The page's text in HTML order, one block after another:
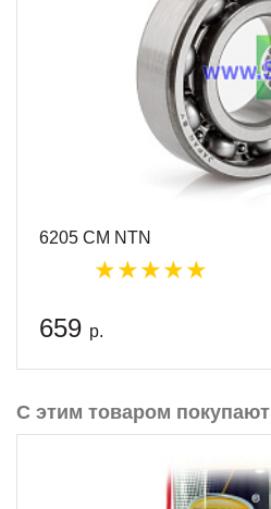
6205 CM NTN
659 р.
С этим товаром покупают